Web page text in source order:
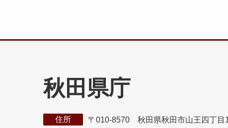
秋田県庁
住所
〒010-8570 秋田県秋田市山王四丁目